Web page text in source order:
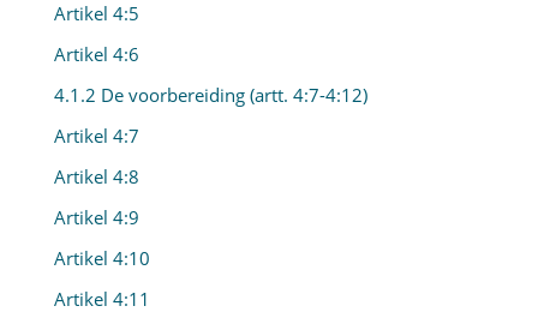
Artikel 4:5
Artikel 4:6
4.1.2 De voorbereiding (artt. 4:7-4:12)
Artikel 4:7
Artikel 4:8
Artikel 4:9
Artikel 4:10
Artikel 4:11